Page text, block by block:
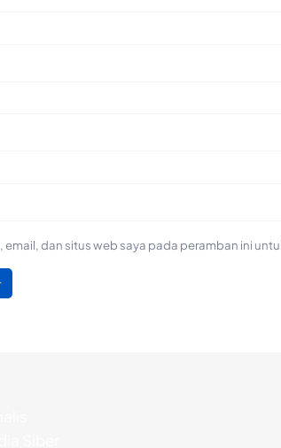
email, dan situs web saya pada peramban ini